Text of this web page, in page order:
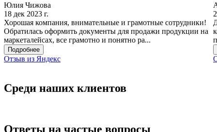
Юлия Чижова
18 дек 2023 г.
Хорошая компания, внимательные и грамотные сотрудники!
Обратилась оформить документы для продажи продукции на
маркеталейсах, все грамотно и понятно ра...
Подробнее
Отзыв из Яндекс
Среди наших клиентов
Ответы на частые вопросы